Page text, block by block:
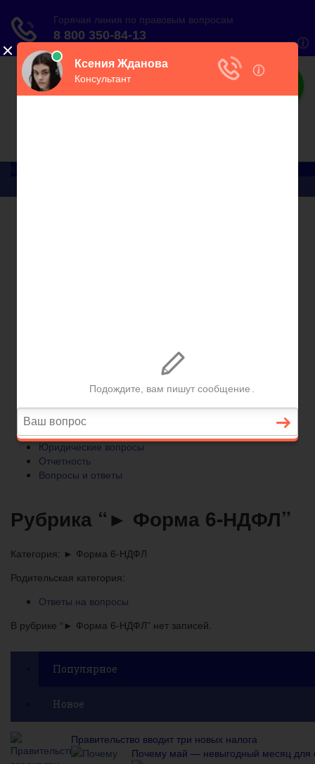
О налогах
Главная
Бухгалтерский учет
► УСН
Юридические вопросы
Отчетность
Вопросы и ответы
Рубрика “► Форма 6-НДФЛ”
Категория: ► Форма 6-НДФЛ
Родительская категория:
Ответы на вопросы
В рубрике “► Форма 6-НДФЛ” нет записей.
Популярное
Новое
Правительство вводит три новых налога
Почему май — невыгодный месяц для